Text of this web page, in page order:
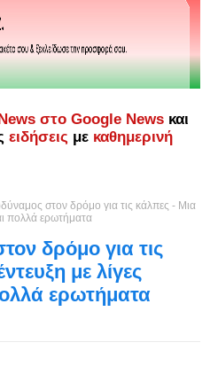
στο Google News και
ειδήσεις με καθημερινή
στον δρόμο για τις κάλπες - Μια
πολλά ερωτήματα
δρόμο για τις
με λίγες
ερωτήματα